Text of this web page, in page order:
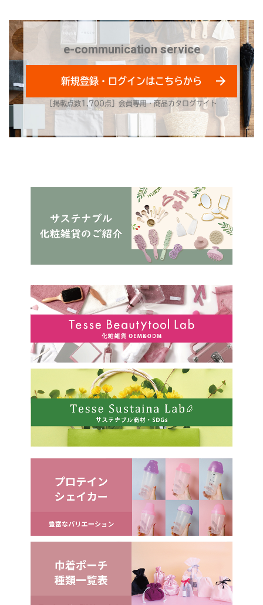
e-communication service
［掲載点数1,700点］会員専用・商品カタログサイト
新規登録・ログインはこちらから